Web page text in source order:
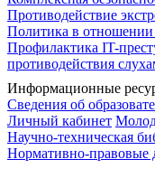
Противодействие
Политика в
Профилактика IT-
противодействия
Информационные
Сведения об
Личный кабинет
Научно-техническая
Нормативно-правовые